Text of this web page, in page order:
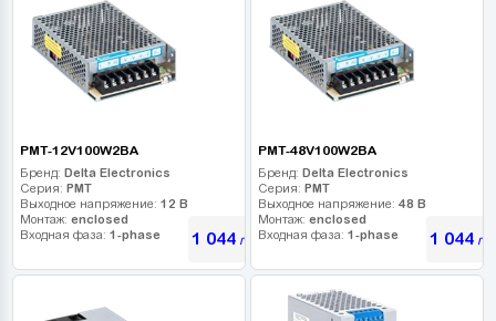
PMT-12V100W2BA
Бренд: Delta Electronics
Серия: PMT
Выходное напряжение: 12 В
Монтаж: enclosed
Входная фаза: 1-phase 1 044грн
PMT-48V100W2BA
Бренд: Delta Electronics
Серия: PMT
Выходное напряжение: 48 В
Монтаж: enclosed
Входная фаза: 1-phase 1 044